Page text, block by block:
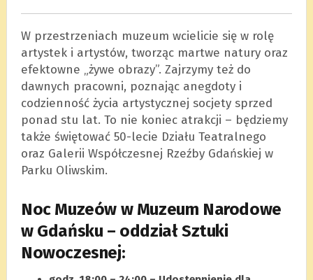
W przestrzeniach muzeum wcielicie się w rolę
artystek i artystów, tworząc martwe natury oraz
efektowne „żywe obrazy”. Zajrzymy też do
dawnych pracowni, poznając anegdoty i
codzienność życia artystycznej socjety sprzed
ponad stu lat. To nie koniec atrakcji – będziemy
także świętować 50-lecie Działu Teatralnego
oraz Galerii Współczesnej Rzeźby Gdańskiej w
Parku Oliwskim.
Noc Muzeów w Muzeum Narodowe
w Gdańsku – oddział Sztuki
Nowoczesnej: